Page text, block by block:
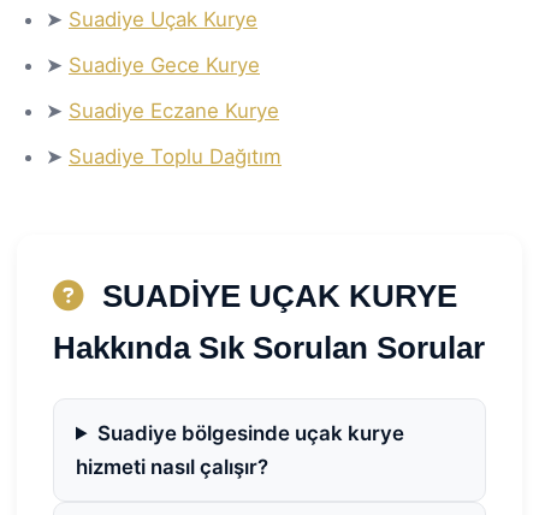
➤ Suadiye Uçak Kurye
➤ Suadiye Gece Kurye
➤ Suadiye Eczane Kurye
➤ Suadiye Toplu Dağıtım
SUADİYE UÇAK KURYE
Hakkında Sık Sorulan Sorular
Suadiye bölgesinde uçak kurye
hizmeti nasıl çalışır?